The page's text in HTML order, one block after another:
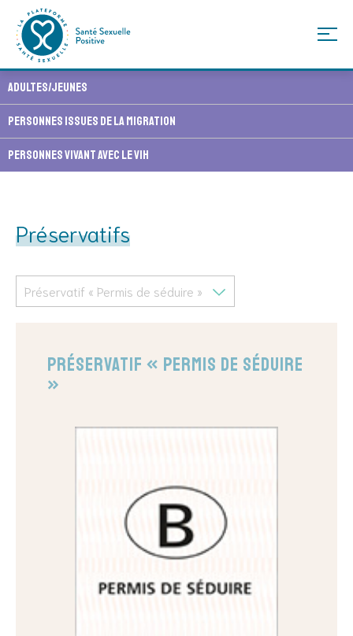
to
content
Adultes/Jeunes
Personnes issues de la migration
Personnes vivant avec le VIH
Préservatifs
Préservatif « Permis de séduire
»